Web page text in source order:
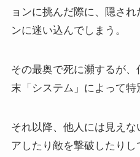
ョンに挑んだ際に、隠さ
ンに迷い込んでしまう。
その最奥で死に瀕するが
末「システム」によって特
それ以降、他人には見え
アしたり敵を撃破したり